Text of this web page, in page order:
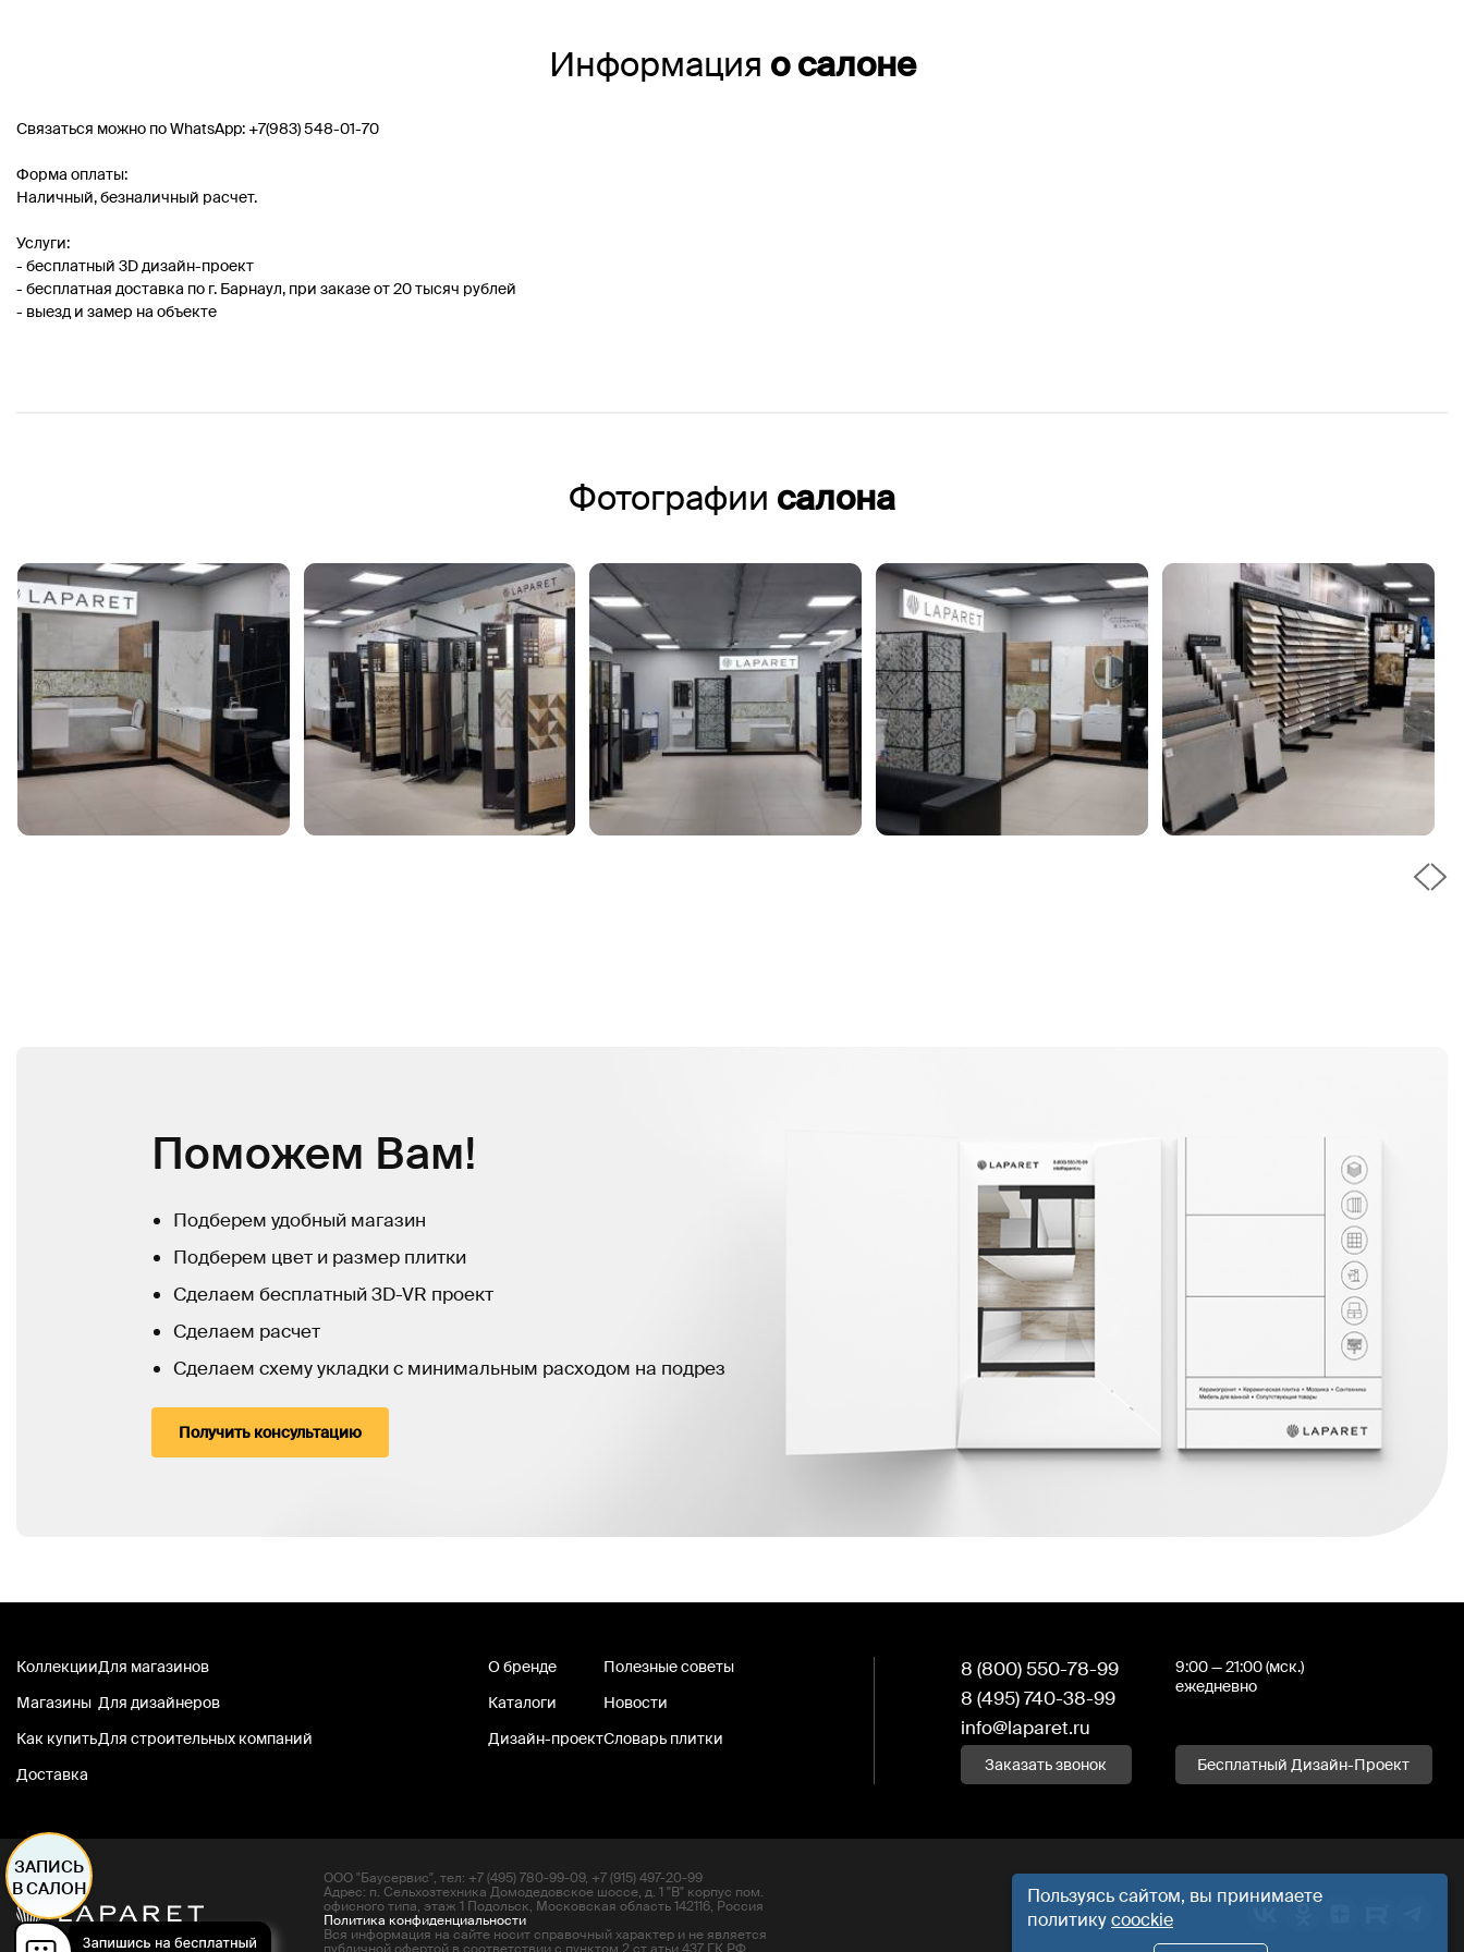
Информация о салоне
Связаться можно по WhatsApp: +7(983) 548-01-70
Форма оплаты:
Наличный, безналичный расчет.
Услуги:
- бесплатный 3D дизайн-проект
- бесплатная доставка по г. Барнаул, при заказе от 20 тысяч рублей
- выезд и замер на объекте
Фотографии салона
Поможем Вам!
Подберем удобный магазин
Подберем цвет и размер плитки
Сделаем бесплатный 3D-VR проект
Сделаем расчет
Сделаем схему укладки с минимальным расходом на подрез
Получить консультацию
Коллекции
Магазины
Как купить
Доставка
Для магазинов
Для дизайнеров
Для строительных компаний
О бренде
Каталоги
Дизайн-проект
Полезные советы
Новости
Словарь плитки
8 (800) 550-78-99
8 (495) 740-38-99
info@laparet.ru
9:00 — 21:00 (мск.)
ежедневно
Заказать звонок Бесплатный Дизайн-Проект
ООО "Баусервис", тел: +7 (495) 780-99-09, +7 (915) 497-20-99
Адрес: п. Сельхозтехника Домодедовское шоссе, д. 1 "В" корпус пом.
офисного типа, этаж 1 Подольск, Московская область 142116, Россия
Политика конфиденциальности
Вся информация на сайте носит справочный характер и не является
ЗАПИСЬ
В САЛОН
Пользуясь сайтом, вы принимаете
политикуcoockie